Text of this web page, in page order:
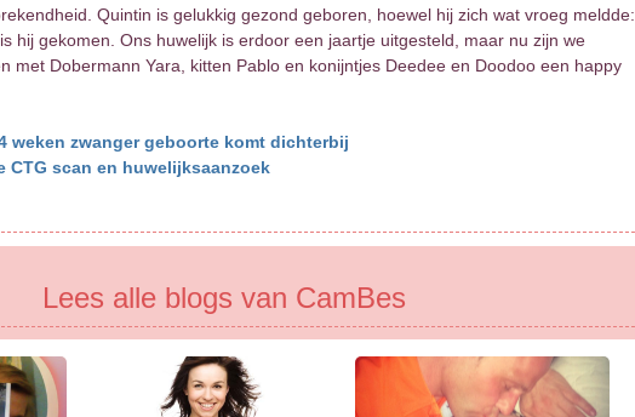
Quintin is gelukkig gezond geboren, hoewel hij zich wat vroeg meldde:
hij gekomen. Ons huwelijk is erdoor een jaartje uitgesteld, maar nu zijn we
met Dobermann Yara, kitten Pablo en konijntjes Deedee en Doodoo een happy
weken zwanger geboorte komt dichterbij
CTG scan en huwelijksaanzoek
Lees alle blogs van CamBes